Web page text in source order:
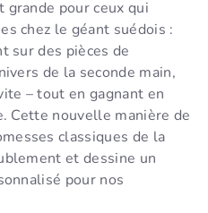
grande pour ceux qui
chez le géant suédois :
sur des pièces de
de la seconde main,
– tout en gagnant en
Cette nouvelle manière de
classiques de la
et dessine un
pour nos